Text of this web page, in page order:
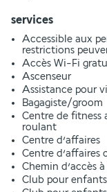
services
Accessible aux
restrictions
Accès Wi-Fi
Ascenseur
Assistance pour
Bagagiste/groom
Centre de fitness
roulant
Centre d’affaires
Centre
Chemin d’accès
Club pour enfants